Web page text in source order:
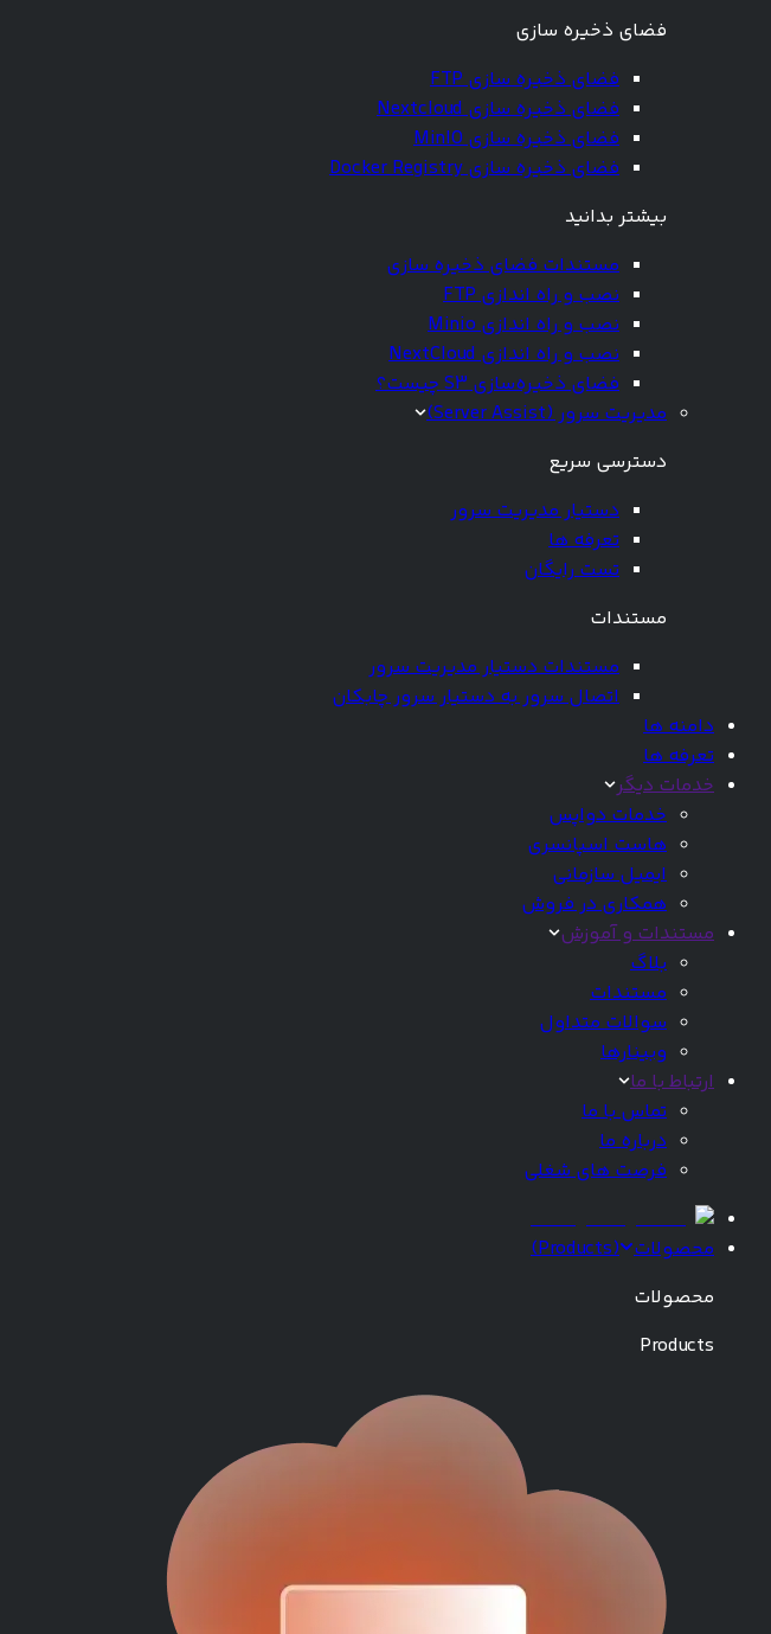
فضای ذخیره سازی
فضای ذخیره سازی FTP
فضای ذخیره سازی Nextcloud
فضای ذخیره سازی MinIO
فضای ذخیره سازی Docker Registry
بیشتر بدانید
مستندات فضای ذخیره سازی
نصب و راه اندازی FTP
نصب و راه اندازی Minio
نصب و راه اندازی NextCloud
فضای ذخیره‌سازی S3 چیست؟
مدیریت سرور (Server Assist)
دسترسی سریع
دستیار مدیریت سرور
تعرفه ها
تست رایگان
مستندات
مستندات دستیار مدیریت سرور
اتصال سرور به دستیار سرور چابکان
دامنه ها
تعرفه ها
خدمات دیگر
خدمات دواپس
هاست اسپانسری
ایمیل سازمانی
همکاری در فروش
مستندات و آموزش
بلاگ
مستندات
سوالات متداول
وبینارها
ارتباط با ما
تماس با ما
درباره ما
فرصت های شغلی
محصولات (
Products
)
محصولات
Products